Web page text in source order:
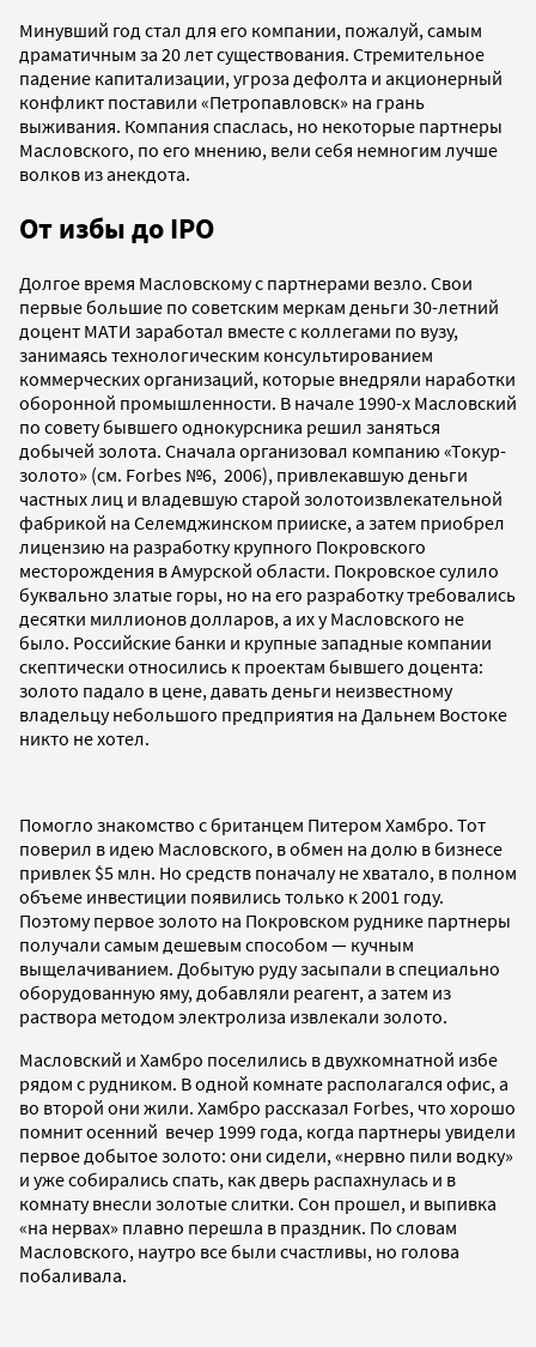
Минувший год стал для его компании, пожалуй, самым
драматичным за 20 лет существования. Стремительное
падение капитализации, угроза дефолта и акционерный
конфликт поставили «Петропавловск» на грань
выживания. Компания спаслась, но некоторые партнеры
Масловского, по его мнению, вели себя немногим лучше
волков из анекдота.
От избы до IPO
Долгое время Масловскому с партнерами везло. Свои
первые большие по советским меркам деньги 30-летний
доцент МАТИ заработал вместе с коллегами по вузу,
занимаясь технологическим консультированием
коммерческих организаций, которые внедряли наработки
оборонной промышленности. В начале 1990-х Масловский
по совету бывшего однокурсника решил заняться
добычей золота. Сначала организовал компанию «Токур-
золото» (см. Forbes №6, 2006), привлекавшую деньги
частных лиц и владевшую старой золотоизвлекательной
фабрикой на Селемджинском прииске, а затем приобрел
лицензию на разработку крупного Покровского
месторождения в Амурской области. Покровское сулило
буквально златые горы, но на его разработку требовались
десятки миллионов долларов, а их у Масловского не
было. Российские банки и крупные западные компании
скептически относились к проектам бывшего доцента:
золото падало в цене, давать деньги неизвестному
владельцу небольшого предприятия на Дальнем Востоке
никто не хотел.
Помогло знакомство с британцем Питером Хамбро. Тот
поверил в идею Масловского, в обмен на долю в бизнесе
привлек $5 млн. Но средств поначалу не хватало, в полном
объеме инвестиции появились только к 2001 году.
Поэтому первое золото на Покровском руднике партнеры
получали самым дешевым способом — кучным
выщелачиванием. Добытую руду засыпали в специально
оборудованную яму, добавляли реагент, а затем из
раствора методом электролиза извлекали золото.
Масловский и Хамбро поселились в двухкомнатной избе
рядом с рудником. В одной комнате располагался офис, а
во второй они жили. Хамбро рассказал Forbes, что хорошо
помнит осенний вечер 1999 года, когда партнеры увидели
первое добытое золото: они сидели, «нервно пили водку»
и уже собирались спать, как дверь распахнулась и в
комнату внесли золотые слитки. Сон прошел, и выпивка
«на нервах» плавно перешла в праздник. По словам
Масловского, наутро все были счастливы, но голова
побаливала.